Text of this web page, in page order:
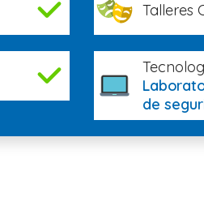
Talleres
de